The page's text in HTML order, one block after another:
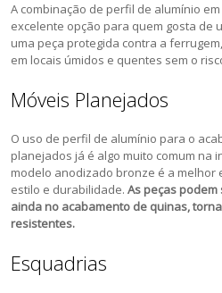
A combinação de perfil de alumínio
excelente opção para quem gosta de
uma peça protegida contra a
em locais úmidos e quentes sem o
Móveis Planejados
O uso de perfil de alumínio para o
planejados já é algo muito comum na
modelo anodizado bronze é a melhor
estilo e durabilidade.As peças
ainda no acabamento de quinas,
resistentes.
Esquadrias